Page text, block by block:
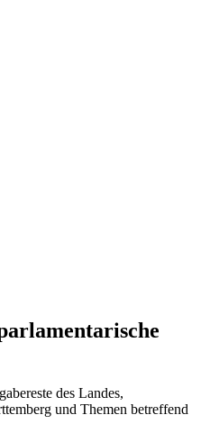
des Landes,
und Themen betreffend